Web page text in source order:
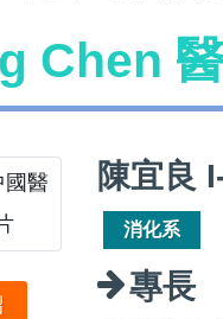
Chen
陳宜良
消化系
專長